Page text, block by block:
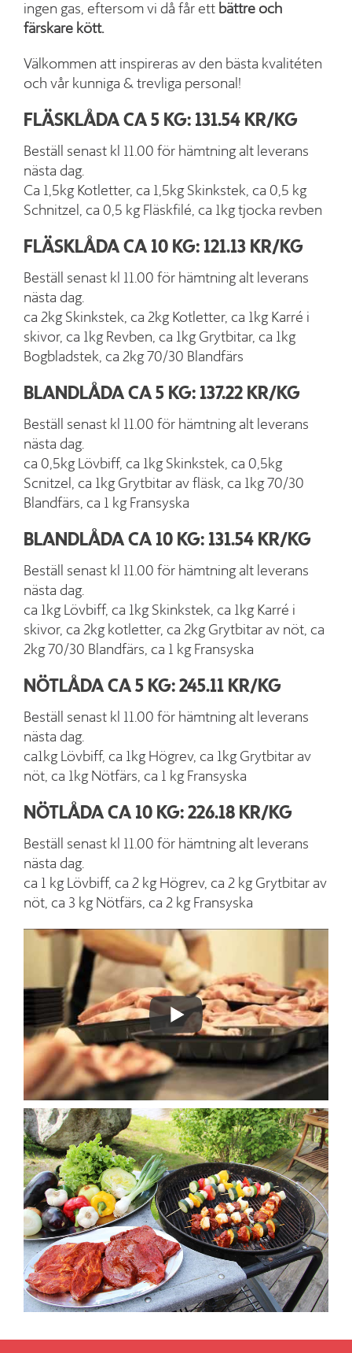
ingen gas, eftersom vi då får ett bättre och
färskare kött.
Välkommen att inspireras av den bästa kvalitéten
och vår kunniga & trevliga personal!
FLÄSKLÅDA CA 5 KG: 131.54 KR/KG
Beställ senast kl 11.00 för hämtning alt leverans
nästa dag.
Ca 1,5kg Kotletter, ca 1,5kg Skinkstek, ca 0,5 kg
Schnitzel, ca 0,5 kg Fläskfilé, ca 1kg tjocka revben
FLÄSKLÅDA CA 10 KG: 121.13 KR/KG
Beställ senast kl 11.00 för hämtning alt leverans
nästa dag.
ca 2kg Skinkstek, ca 2kg Kotletter, ca 1kg Karré i
skivor, ca 1kg Revben, ca 1kg Grytbitar, ca 1kg
Bogbladstek, ca 2kg 70/30 Blandfärs
BLANDLÅDA CA 5 KG: 137.22 KR/KG
Beställ senast kl 11.00 för hämtning alt leverans
nästa dag.
ca 0,5kg Lövbiff, ca 1kg Skinkstek, ca 0,5kg
Scnitzel, ca 1kg Grytbitar av fläsk, ca 1kg 70/30
Blandfärs, ca 1 kg Fransyska
BLANDLÅDA CA 10 KG: 131.54 KR/KG
Beställ senast kl 11.00 för hämtning alt leverans
nästa dag.
ca 1kg Lövbiff, ca 1kg Skinkstek, ca 1kg Karré i
skivor, ca 2kg kotletter, ca 2kg Grytbitar av nöt, ca
2kg 70/30 Blandfärs, ca 1 kg Fransyska
NÖTLÅDA CA 5 KG: 245.11 KR/KG
Beställ senast kl 11.00 för hämtning alt leverans
nästa dag.
ca1kg Lövbiff, ca 1kg Högrev, ca 1kg Grytbitar av
nöt, ca 1kg Nötfärs, ca 1 kg Fransyska
NÖTLÅDA CA 10 KG: 226.18 KR/KG
Beställ senast kl 11.00 för hämtning alt leverans
nästa dag.
ca 1 kg Lövbiff, ca 2 kg Högrev, ca 2 kg Grytbitar av
nöt, ca 3 kg Nötfärs, ca 2 kg Fransyska